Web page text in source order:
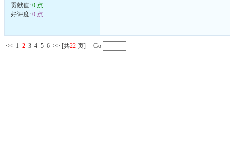
贡献值: 0 点
好评度: 0 点
<< 1 2 3 4 5 6 >> [共22 页] Go